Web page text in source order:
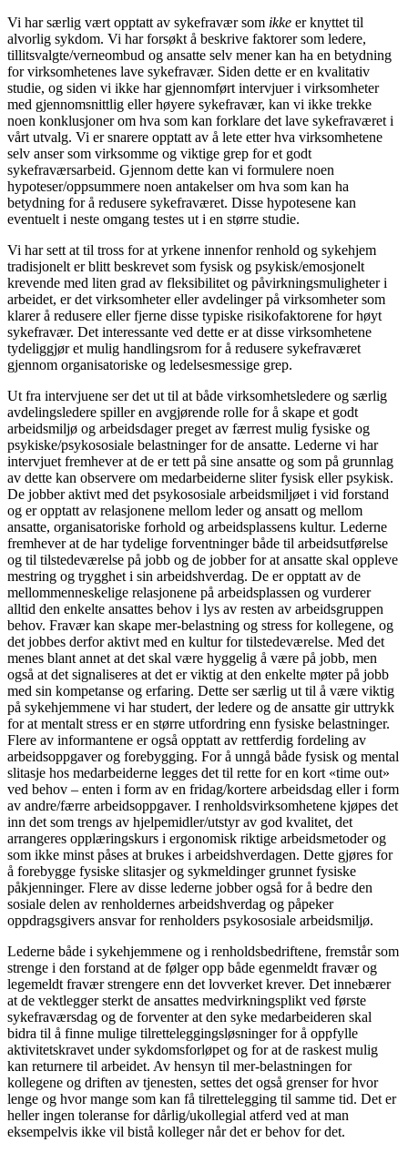
Vi har særlig vært opptatt av sykefravær som ikke er knyttet til
alvorlig sykdom. Vi har forsøkt å beskrive faktorer som ledere,
tillitsvalgte/verneombud og ansatte selv mener kan ha en betydning
for virksomhetenes lave sykefravær. Siden dette er en kvalitativ
studie, og siden vi ikke har gjennomført intervjuer i virksomheter
med gjennomsnittlig eller høyere sykefravær, kan vi ikke trekke
noen konklusjoner om hva som kan forklare det lave sykefraværet i
vårt utvalg. Vi er snarere opptatt av å lete etter hva virksomhetene
selv anser som virksomme og viktige grep for et godt
sykefraværsarbeid. Gjennom dette kan vi formulere noen
hypoteser/oppsummere noen antakelser om hva som kan ha
betydning for å redusere sykefraværet. Disse hypotesene kan
eventuelt i neste omgang testes ut i en større studie.
Vi har sett at til tross for at yrkene innenfor renhold og sykehjem
tradisjonelt er blitt beskrevet som fysisk og psykisk/emosjonelt
krevende med liten grad av fleksibilitet og påvirkningsmuligheter i
arbeidet, er det virksomheter eller avdelinger på virksomheter som
klarer å redusere eller fjerne disse typiske risikofaktorene for høyt
sykefravær. Det interessante ved dette er at disse virksomhetene
tydeliggjør et mulig handlingsrom for å redusere sykefraværet
gjennom organisatoriske og ledelsesmessige grep.
Ut fra intervjuene ser det ut til at både virksomhetsledere og særlig
avdelingsledere spiller en avgjørende rolle for å skape et godt
arbeidsmiljø og arbeidsdager preget av færrest mulig fysiske og
psykiske/psykososiale belastninger for de ansatte. Lederne vi har
intervjuet fremhever at de er tett på sine ansatte og som på grunnlag
av dette kan observere om medarbeiderne sliter fysisk eller psykisk.
De jobber aktivt med det psykososiale arbeidsmiljøet i vid forstand
og er opptatt av relasjonene mellom leder og ansatt og mellom
ansatte, organisatoriske forhold og arbeidsplassens kultur. Lederne
fremhever at de har tydelige forventninger både til arbeidsutførelse
og til tilstedeværelse på jobb og de jobber for at ansatte skal oppleve
mestring og trygghet i sin arbeidshverdag. De er opptatt av de
mellommenneskelige relasjonene på arbeidsplassen og vurderer
alltid den enkelte ansattes behov i lys av resten av arbeidsgruppen
behov. Fravær kan skape mer-belastning og stress for kollegene, og
det jobbes derfor aktivt med en kultur for tilstedeværelse. Med det
menes blant annet at det skal være hyggelig å være på jobb, men
også at det signaliseres at det er viktig at den enkelte møter på jobb
med sin kompetanse og erfaring. Dette ser særlig ut til å være viktig
på sykehjemmene vi har studert, der ledere og de ansatte gir uttrykk
for at mentalt stress er en større utfordring enn fysiske belastninger.
Flere av informantene er også opptatt av rettferdig fordeling av
arbeidsoppgaver og forebygging. For å unngå både fysisk og mental
slitasje hos medarbeiderne legges det til rette for en kort «time out»
ved behov – enten i form av en fridag/kortere arbeidsdag eller i form
av andre/færre arbeidsoppgaver. I renholdsvirksomhetene kjøpes det
inn det som trengs av hjelpemidler/utstyr av god kvalitet, det
arrangeres opplæringskurs i ergonomisk riktige arbeidsmetoder og
som ikke minst påses at brukes i arbeidshverdagen. Dette gjøres for
å forebygge fysiske slitasjer og sykmeldinger grunnet fysiske
påkjenninger. Flere av disse lederne jobber også for å bedre den
sosiale delen av renholdernes arbeidshverdag og påpeker
oppdragsgivers ansvar for renholders psykososiale arbeidsmiljø.
Lederne både i sykehjemmene og i renholdsbedriftene, fremstår som
strenge i den forstand at de følger opp både egenmeldt fravær og
legemeldt fravær strengere enn det lovverket krever. Det innebærer
at de vektlegger sterkt de ansattes medvirkningsplikt ved første
sykefraværsdag og de forventer at den syke medarbeideren skal
bidra til å finne mulige tilretteleggingsløsninger for å oppfylle
aktivitetskravet under sykdomsforløpet og for at de raskest mulig
kan returnere til arbeidet. Av hensyn til mer-belastningen for
kollegene og driften av tjenesten, settes det også grenser for hvor
lenge og hvor mange som kan få tilrettelegging til samme tid. Det er
heller ingen toleranse for dårlig/ukollegial atferd ved at man
eksempelvis ikke vil bistå kolleger når det er behov for det.